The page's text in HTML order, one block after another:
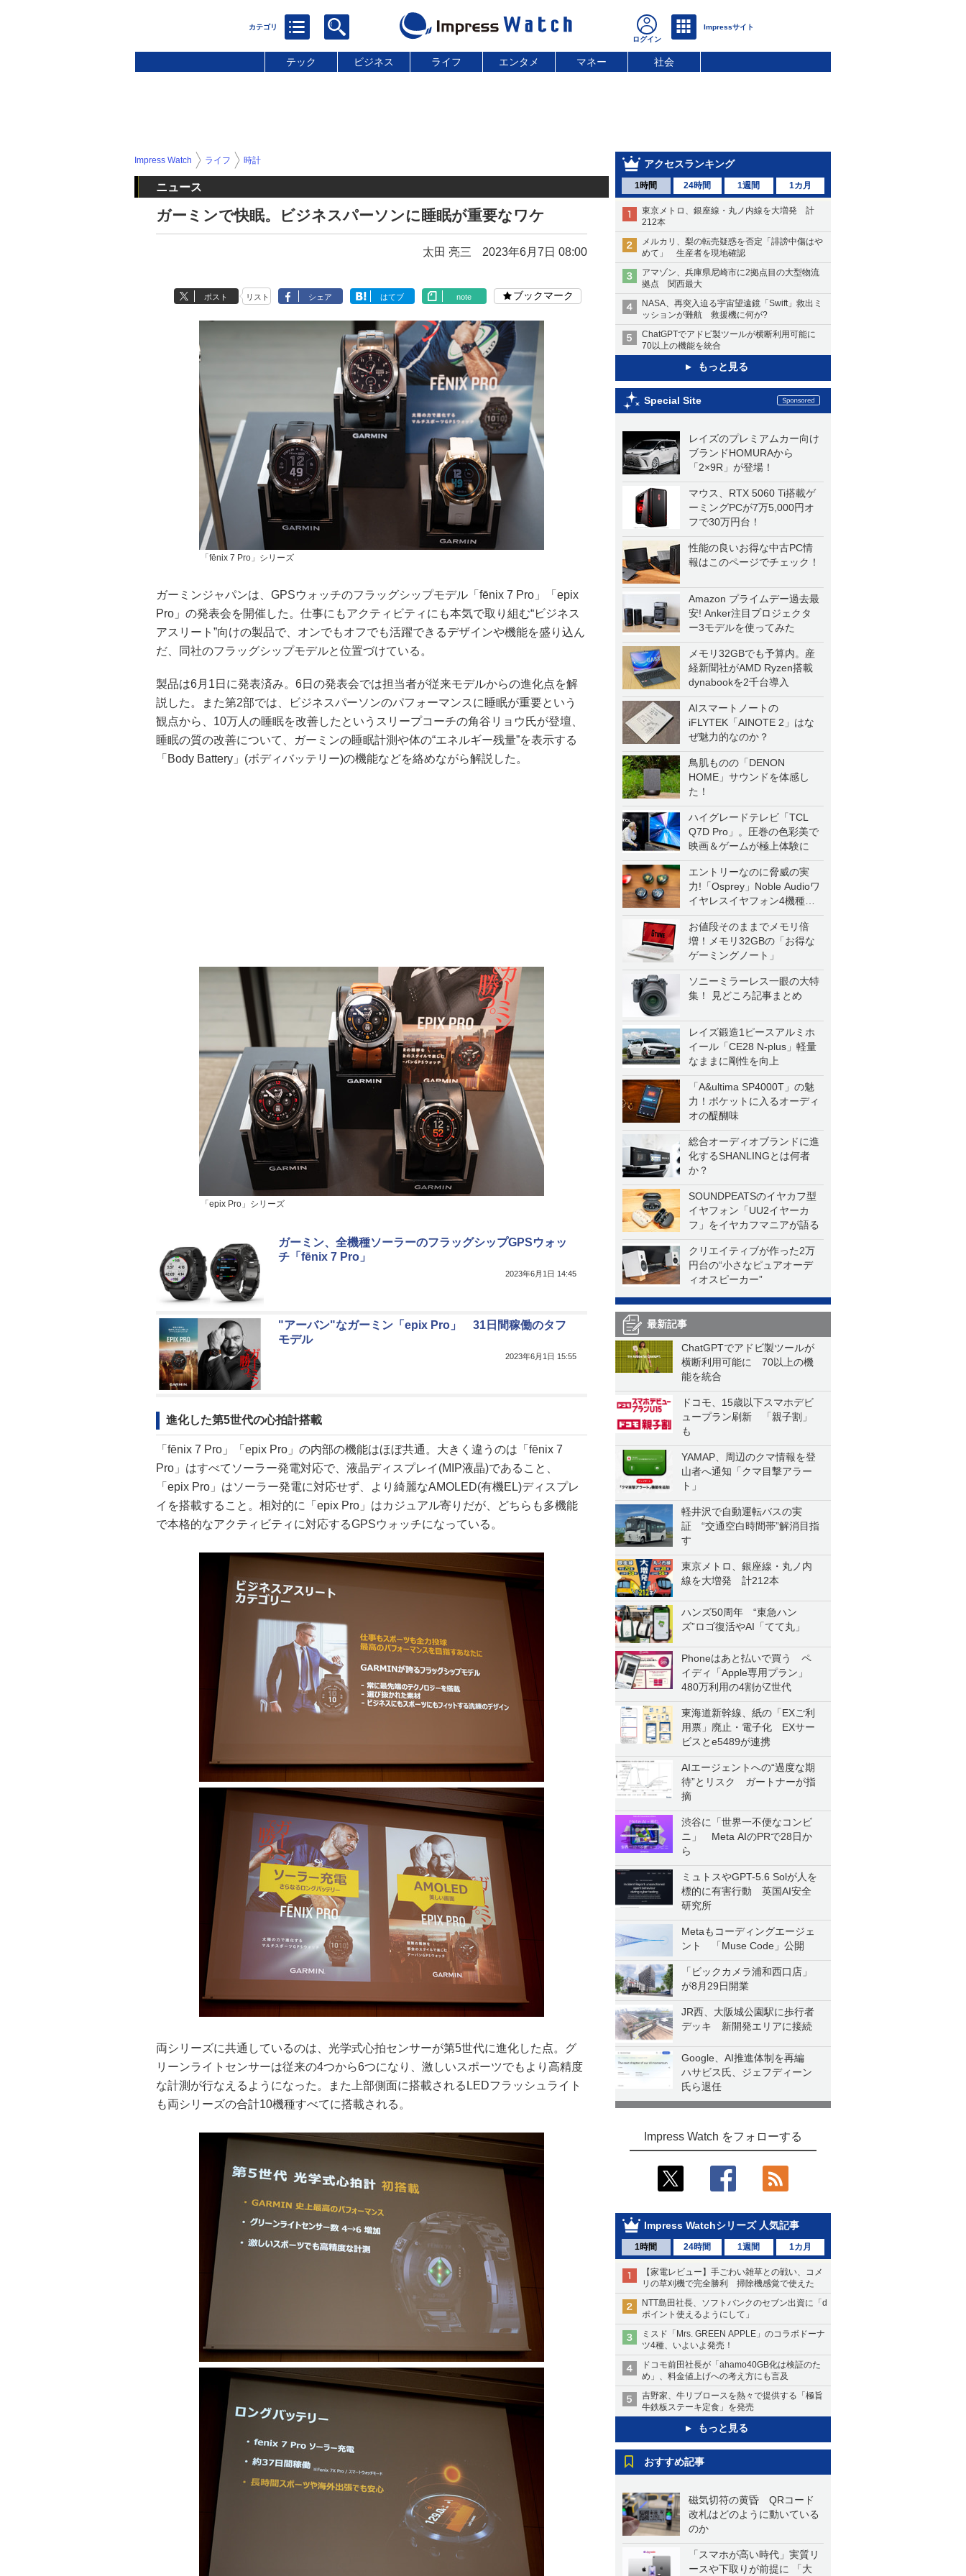
テック ビジネス ライフ エンタメ マネー 社会
アクセスランキング
1時間 24時間 1週間 1カ月
東京メトロ、銀座線・丸ノ内線を大増発 計
212本
メルカリ、梨の転売疑惑を否定「誹謗中傷はや
めて」 生産者を現地確認
アマゾン、兵庫県尼崎市に2拠点目の大型物流
拠点 関西最大
NASA、再突入迫る宇宙望遠鏡「Swift」救出ミ
ッションが難航 救援機に何が?
ChatGPTでアドビ製ツールが横断利用可能に
70以上の機能を統合
もっと見る
Special Site
レイズのプレミアムカー向け
ブランドHOMURAから
「2×9R」が登場！
マウス、RTX 5060 Ti搭載ゲ
ーミングPCが7万5,000円オ
フで30万円台！
性能の良いお得な中古PC情
報はこのページでチェック！
Amazon プライムデー過去最
安! Anker注目プロジェクタ
ー3モデルを使ってみた
メモリ32GBでも予算内。産
経新聞社がAMD Ryzen搭載
dynabookを2千台導入
AIスマートノートの
iFLYTEK「AINOTE 2」はな
ぜ魅力的なのか？
鳥肌ものの「DENON
HOME」サウンドを体感し
た！
ハイグレードテレビ「TCL
Q7D Pro」。圧巻の色彩美で
映画＆ゲームが極上体験に
エントリーなのに脅威の実
力!「Osprey」Noble Audioワ
イヤレスイヤフォン4機種を
一気に聴く
お値段そのままでメモリ倍
増！メモリ32GBの「お得な
ゲーミングノート」
ソニーミラーレス一眼の大特
集！ 見どころ記事まとめ
レイズ鍛造1ピースアルミホ
イール「CE28 N-plus」軽量
なままに剛性を向上
「A&ultima SP4000T」の魅
力！ポケットに入るオーディ
オの醍醐味
総合オーディオブランドに進
化するSHANLINGとは何者
か？
SOUNDPEATSのイヤカフ型
イヤフォン「UU2イヤーカ
フ」をイヤカフマニアが語る
クリエイティブが作った2万
円台の“小さなピュアオーデ
ィオスピーカー”
最新記事
ChatGPTでアドビ製ツールが
横断利用可能に 70以上の機
能を統合
ドコモ、15歳以下スマホデビ
ュープラン刷新 「親子割」
も
YAMAP、周辺のクマ情報を登
山者へ通知「クマ目撃アラー
ト」
軽井沢で自動運転バスの実
証 “交通空白時間帯”解消目指
す
東京メトロ、銀座線・丸ノ内
線を大増発 計212本
ハンズ50周年 “東急ハン
ズ”ロゴ復活やAI「てて丸」
Phoneはあと払いで買う ペ
イディ「Apple専用プラン」
480万利用の4割がZ世代
東海道新幹線、紙の「EXご利
用票」廃止・電子化 EXサー
ビスとe5489が連携
AIエージェントへの“過度な期
待”とリスク ガートナーが指
摘
渋谷に「世界一不便なコンビ
ニ」 Meta AIのPRで28日か
ら
ミュトスやGPT-5.6 Solが人を
標的に有害行動 英国AI安全
研究所
Metaもコーディングエージェ
ント 「Muse Code」公開
「ビックカメラ浦和西口店」
が8月29日開業
JR西、大阪城公園駅に歩行者
デッキ 新開発エリアに接続
Google、AI推進体制を再編
ハサビス氏、ジェフディーン
氏ら退任
Impress Watch をフォローする
Impress Watchシリーズ 人気記事
1時間 24時間 1週間 1カ月
【家電レビュー】手ごわい雑草との戦い、コメ
リの草刈機で完全勝利 掃除機感覚で使えた
NTT島田社長、ソフトバンクのセブン出資に「d
ポイント使えるようにして」
ミスド「Mrs. GREEN APPLE」のコラボドーナ
ツ4種、いよいよ発売！
ドコモ前田社長が「ahamo40GB化は検証のた
め」、料金値上げへの考え方にも言及
吉野家、牛リブロースを熱々で提供する「極旨
牛鉄板ステーキ定食」を発売
もっと見る
おすすめ記事
磁気切符の黄昏 QRコード
改札はどのように動いている
のか
「スマホが高い時代」実質リ
ースや下取りが前提に 「大
Impress Watch ライフ 時計
ニュース
ガーミンで快眠。ビジネスパーソンに睡眠が重要なワケ
太田 亮三 2023年6月7日 08:00
ポスト リスト シェア はてブ note ブックマーク
「fēnix 7 Pro」シリーズ
ガーミンジャパンは、GPSウォッチのフラッグシップモデル「fēnix 7 Pro」「epix
Pro」の発表会を開催した。仕事にもアクティビティにも本気で取り組む“ビジネス
アスリート”向けの製品で、オンでもオフでも活躍できるデザインや機能を盛り込ん
だ、同社のフラッグシップモデルと位置づけている。
製品は6月1日に発表済み。6日の発表会では担当者が従来モデルからの進化点を解
説した。また第2部では、ビジネスパーソンのパフォーマンスに睡眠が重要という
観点から、10万人の睡眠を改善したというスリープコーチの角谷リョウ氏が登壇、
睡眠の質の改善について、ガーミンの睡眠計測や体の“エネルギー残量”を表示する
「Body Battery」(ボディバッテリー)の機能などを絡めながら解説した。
「epix Pro」シリーズ
ガーミン、全機種ソーラーのフラッグシップGPSウォッ
チ「fēnix 7 Pro」
2023年6月1日 14:45
"アーバン"なガーミン「epix Pro」 31日間稼働のタフ
モデル
2023年6月1日 15:55
進化した第5世代の心拍計搭載
「fēnix 7 Pro」「epix Pro」の内部の機能はほぼ共通。大きく違うのは「fēnix 7
Pro」はすべてソーラー発電対応で、液晶ディスプレイ(MIP液晶)であること、
「epix Pro」はソーラー発電に対応せず、より綺麗なAMOLED(有機EL)ディスプレ
イを搭載すること。相対的に「epix Pro」はカジュアル寄りだが、どちらも多機能
で本格的なアクティビティに対応するGPSウォッチになっている。
両シリーズに共通しているのは、光学式心拍センサーが第5世代に進化した点。グ
リーンライトセンサーは従来の4つから6つになり、激しいスポーツでもより高精度
な計測が行なえるようになった。また上部側面に搭載されるLEDフラッシュライト
も両シリーズの合計10機種すべてに搭載される。